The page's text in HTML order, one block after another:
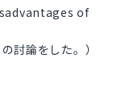
of
討論をした。）